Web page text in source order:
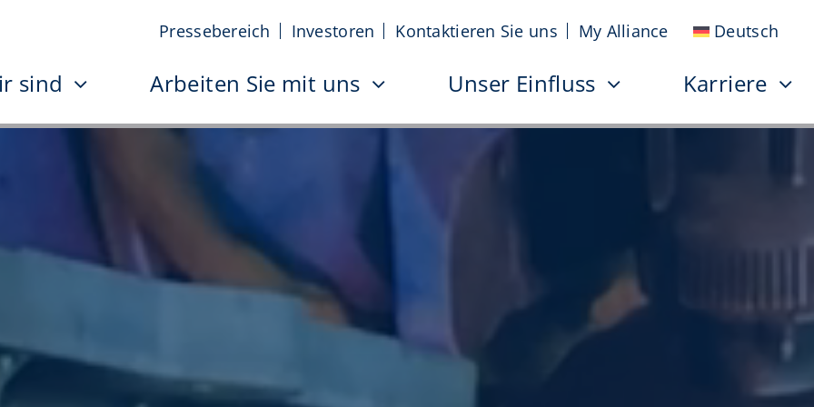
Pressebereich Investoren Kontaktieren Sie uns My Alliance Deutsch
sind Arbeiten Sie mit uns Unser Einfluss Karriere